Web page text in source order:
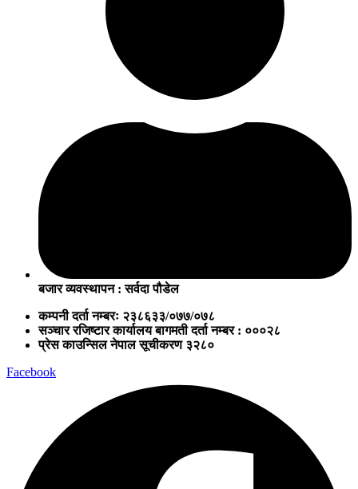
बजार व्यवस्थापन : सर्वदा पौडेल
कम्पनी दर्ता नम्बरः २३८६३३/०७७/०७८
सञ्चार रजिष्टार कार्यालय बागमती दर्ता नम्बर : ०००२८
प्रेस काउन्सिल नेपाल सूचीकरण ३२८०
Facebook